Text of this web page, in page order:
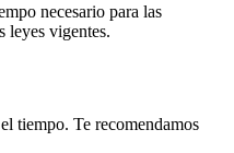
necesario para las
leyes vigentes.
tiempo. Te recomendamos